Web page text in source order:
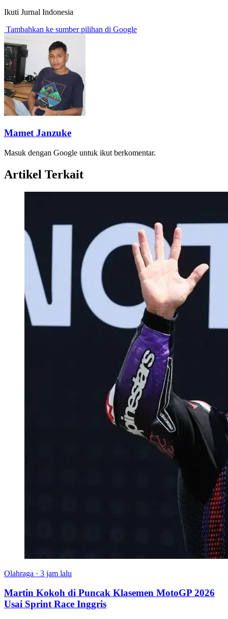
Ikuti Jurnal Indonesia
Tambahkan ke sumber pilihan di Google
Mamet Janzuke
Masuk dengan Google untuk ikut berkomentar.
Artikel Terkait
Olahraga · 3 jam lalu
Martin Kokoh di Puncak Klasemen MotoGP 2026
Usai Sprint Race Inggris